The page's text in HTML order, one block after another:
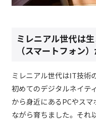
ミレニアル世代は
（スマートフォン
ミレニアル世代はIT技術
初めてのデジタルネイテ
から身近にあるPCやス
ながら育ちました。それ